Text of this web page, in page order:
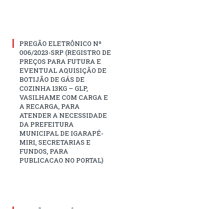
PREGÃO ELETRÔNICO Nº
006/2023-SRP (REGISTRO DE
PREÇOS PARA FUTURA E
EVENTUAL AQUISIÇÃO DE
BOTIJÃO DE GÁS DE
COZINHA 13KG – GLP,
VASILHAME COM CARGA E
A RECARGA, PARA
ATENDER A NECESSIDADE
DA PREFEITURA
MUNICIPAL DE IGARAPÉ-
MIRI, SECRETARIAS E
FUNDOS, PARA
PUBLICACAO NO PORTAL)